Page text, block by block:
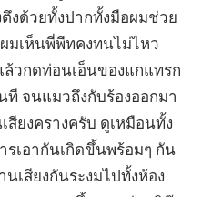
งด้วยทั้งปากทั้งมือผมช่วย
มเห็นพี่พีทคงทนไม่ไหว
วกดท่อนเอ็นของแกแทรก
จนแมวถึงกับร้องออกมา
สียงครางครับ ดูเหมือนทั้ง
รเอากันเกิดขึ้นพร้อมๆ กัน
เสียงกันระงมไปทั้งห้อง